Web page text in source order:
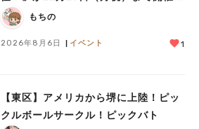
中！
もちの
2026年8月6日 イベント 1
【東区】アメリカから堺に上陸！ピッ
クルボールサークル！ピックバト